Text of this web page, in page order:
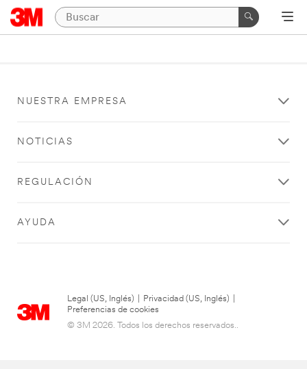
NUESTRA EMPRESA
NOTICIAS
REGULACIÓN
AYUDA
Legal (US, Inglés) Privacidad (US, Inglés)
Preferencias de cookies
© 3M 2026. Todos los derechos reservados..